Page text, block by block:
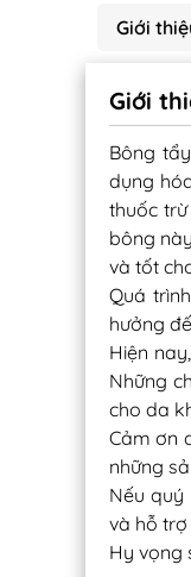
Giới
Giới
Bông
dụng
thuốc
bông
và tốt
Quá
hưởng
Hiện
Những
cho da
Cảm ơn
những
Nếu quý
và hỗ
Hy vọng